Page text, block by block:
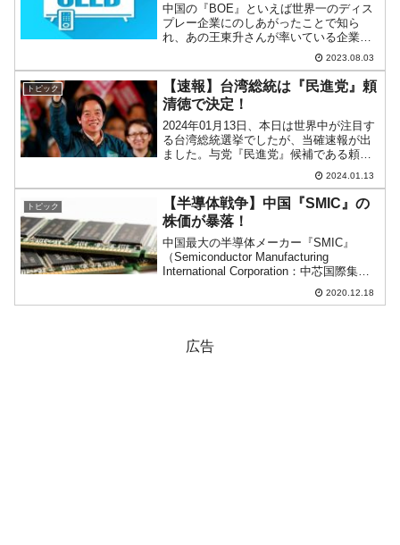
中国の『BOE』といえば世界一のディス
プレー企業にのしあがったことで知ら
れ、あの王東升さんが率いている企業で
す。韓国企業はシェアをひっくり返さ
れ、Money1でもご紹介したとおり『LG
ディスプレー』などは大変に困った事態
になっています。中国...
2023.08.03
トピック
【速報】台湾総統は『民進党』頼
清徳で決定！
2024年01月13日、本日は世界中が注目す
る台湾総統選挙でしたが、当確速報が出
ました。与党『民進党』候補である頼清
徳副総統（上掲写真）が、最大野党『国
民党』の侯友宜さん、『民衆党』の柯文
哲さんらを破って、次期台湾総統となる
ことが決まりまし...
2024.01.13
トピック
【半導体戦争】中国『SMIC』の
株価が暴落！
中国最大の半導体メーカー『SMIC』
（Semiconductor Manufacturing
International Corporation：中芯国際集成
電路製造）の株価が2020年12月16日暴落
しました。以下をご覧ください。あまり
2020.12.18
広告